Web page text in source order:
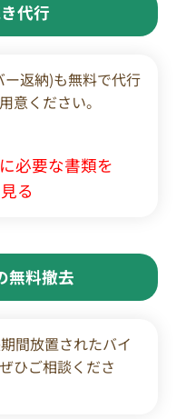
代行
返納)も無料で代行
意ください。
必要な書類を
る
無料撤去
間放置されたバイ
ひご相談くださ